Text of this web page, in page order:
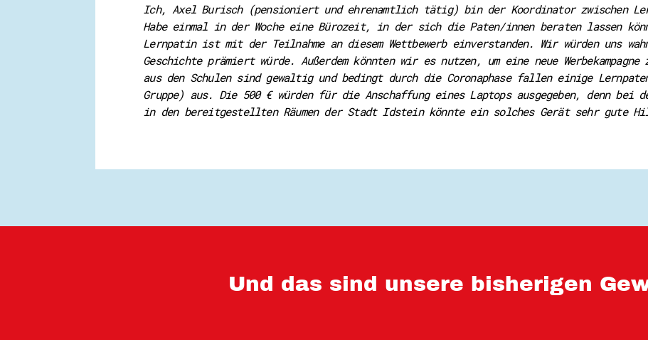
Ich, Axel Burisch (pensioniert und ehrenamtlich tätig) bin der Koordinator zwischen
Habe einmal in der Woche eine Bürozeit, in der sich die Paten/innen beraten lassen
Lernpatin ist mit der Teilnahme an diesem Wettbewerb einverstanden. Wir würden uns
Geschichte prämiert würde. Außerdem könnten wir es nutzen, um eine neue
aus den Schulen sind gewaltig und bedingt durch die Coronaphase fallen einige
Gruppe) aus. Die 500 € würden für die Anschaffung eines Laptops ausgegeben, denn bei
in den bereitgestellten Räumen der Stadt Idstein könnte ein solches Gerät sehr gute
Und das sind unsere bisherigen